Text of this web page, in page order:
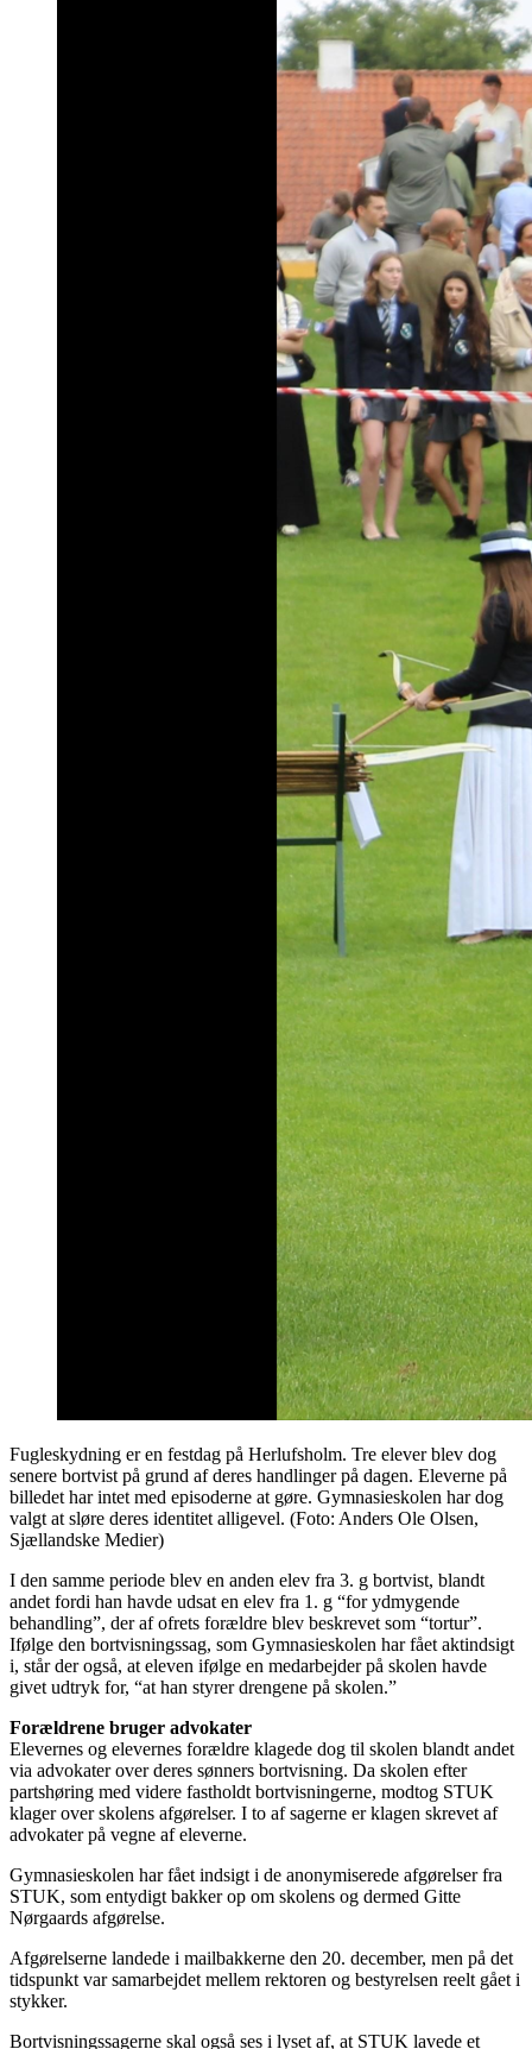
Fugleskydning er en festdag på Herlufsholm. Tre elever blev dog
senere bortvist på grund af deres handlinger på dagen. Eleverne på
billedet har intet med episoderne at gøre. Gymnasieskolen har dog
valgt at sløre deres identitet alligevel. (Foto: Anders Ole Olsen,
Sjællandske Medier)
I den samme periode blev en anden elev fra 3. g bortvist, blandt
andet fordi han havde udsat en elev fra 1. g “for ydmygende
behandling”, der af ofrets forældre blev beskrevet som “tortur”.
Ifølge den bortvisningssag, som Gymnasieskolen har fået aktindsigt
i, står der også, at eleven ifølge en medarbejder på skolen havde
givet udtryk for, “at han styrer drengene på skolen.”
Forældrene bruger advokater
Elevernes og elevernes forældre klagede dog til skolen blandt andet
via advokater over deres sønners bortvisning. Da skolen efter
partshøring med videre fastholdt bortvisningerne, modtog STUK
klager over skolens afgørelser. I to af sagerne er klagen skrevet af
advokater på vegne af eleverne.
Gymnasieskolen har fået indsigt i de anonymiserede afgørelser fra
STUK, som entydigt bakker op om skolens og dermed Gitte
Nørgaards afgørelse.
Afgørelserne landede i mailbakkerne den 20. december, men på det
tidspunkt var samarbejdet mellem rektoren og bestyrelsen reelt gået i
stykker.
Bortvisningssagerne skal også ses i lyset af, at STUK lavede et